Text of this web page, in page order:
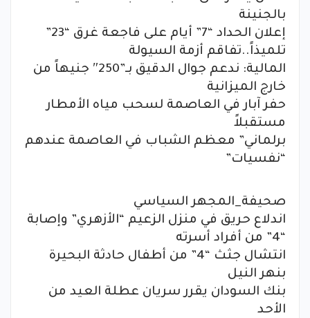
بالجنينة
إعلان الحداد “7” أيام على فاجعة غرق “23”
تلميذاً..تفاقم أزمة السيولة
المالية: ندعم جوال الدقيق بـ”250″ جنيهاً من
خارج الميزانية
حفر آبار في العاصمة لسحب مياه الأمطار
مستقبلاً
برلماني” معظم الشباب في العاصمة عندهم
“نفسيات”
صحيفة_المجهر السياسي
اندلاع حريق في منزل الزعيم “الأزهري” وإصابة
“4” من أفراد أسرته
انتشال جثث “4” من أطفال حادثة البحيرة
بنهر النيل
بنك السودان يقرر سريان عطلة العيد من
الأحد